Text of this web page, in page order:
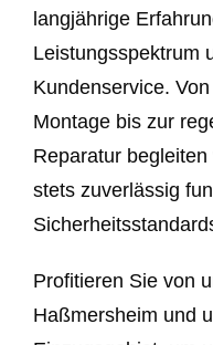
langjährige
Leistungsspektrum
Kundenservice.
Montage bis zur
Reparatur
stets zuverlässig
Profitieren Sie von
Haßmersheim und